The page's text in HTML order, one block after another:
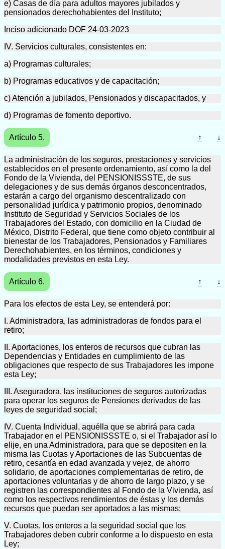
e) Casas de día para adultos mayores jubilados y
pensionados derechohabientes del Instituto;
Inciso adicionado DOF 24-03-2023
IV. Servicios culturales, consistentes en:
a) Programas culturales;
b) Programas educativos y de capacitación;
c) Atención a jubilados, Pensionados y discapacitados, y
d) Programas de fomento deportivo.
Artículo 5. ↑ ↓
La administración de los seguros, prestaciones y servicios
establecidos en el presente ordenamiento, así como la del
Fondo de la Vivienda, del PENSIONISSSTE, de sus
delegaciones y de sus demás órganos desconcentrados,
estarán a cargo del organismo descentralizado con
personalidad jurídica y patrimonio propios, denominado
Instituto de Seguridad y Servicios Sociales de los
Trabajadores del Estado, con domicilio en la Ciudad de
México, Distrito Federal, que tiene como objeto contribuir al
bienestar de los Trabajadores, Pensionados y Familiares
Derechohabientes, en los términos, condiciones y
modalidades previstos en esta Ley.
Artículo 6. ↑ ↓
Para los efectos de esta Ley, se entenderá por:
I. Administradora, las administradoras de fondos para el
retiro;
II. Aportaciones, los enteros de recursos que cubran las
Dependencias y Entidades en cumplimiento de las
obligaciones que respecto de sus Trabajadores les impone
esta Ley;
III. Aseguradora, las instituciones de seguros autorizadas
para operar los seguros de Pensiones derivados de las
leyes de seguridad social;
IV. Cuenta Individual, aquélla que se abrirá para cada
Trabajador en el PENSIONISSSTE o, si el Trabajador así lo
elije, en una Administradora, para que se depositen en la
misma las Cuotas y Aportaciones de las Subcuentas de
retiro, cesantía en edad avanzada y vejez, de ahorro
solidario, de aportaciones complementarias de retiro, de
aportaciones voluntarias y de ahorro de largo plazo, y se
registren las correspondientes al Fondo de la Vivienda, así
como los respectivos rendimientos de éstas y los demás
recursos que puedan ser aportados a las mismas;
V. Cuotas, los enteros a la seguridad social que los
Trabajadores deben cubrir conforme a lo dispuesto en esta
Ley;